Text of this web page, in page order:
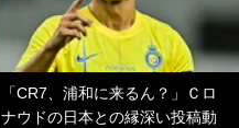
「CR7、浦和に来るん？」Ｃロ
ナウドの日本との縁深い投稿動